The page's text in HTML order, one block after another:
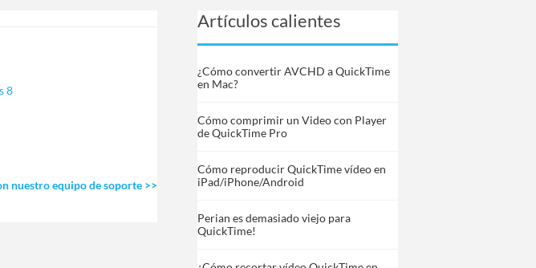
8
nuestro equipo de soporte >>
Artículos calientes
¿Cómo convertir AVCHD a QuickTime
en Mac?
Cómo comprimir un Video con Player
de QuickTime Pro
Cómo reproducir QuickTime vídeo en
iPad/iPhone/Android
Perian es demasiado viejo para
QuickTime!